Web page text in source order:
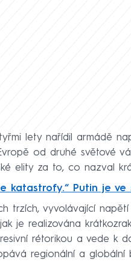
lety nařídil armádě
od druhé světové
elity za to, co nazval
katastrofy.“ Putin je
trzích, vyvolávající
je realizována
rétorikou a vede k
regionální a globální